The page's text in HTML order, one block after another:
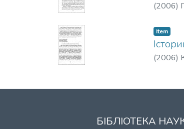
(2006)
Item
(2006)
БІБЛІОТЕКА